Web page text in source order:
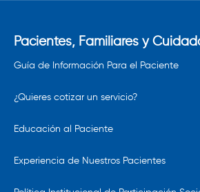
Pacientes, Familiares y
Guía de Información Para el Paciente
¿Quieres cotizar un servicio?
Educación al Paciente
Experiencia de Nuestros Pacientes